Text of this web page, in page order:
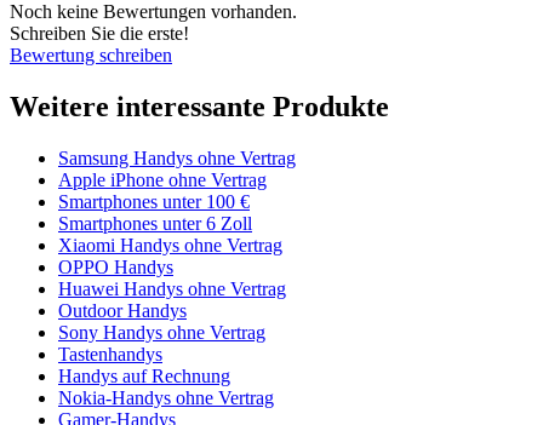
Noch keine Bewertungen vorhanden.
Schreiben Sie die erste!
Bewertung schreiben
Weitere interessante Produkte
Samsung Handys ohne Vertrag
Apple iPhone ohne Vertrag
Smartphones unter 100 €
Smartphones unter 6 Zoll
Xiaomi Handys ohne Vertrag
OPPO Handys
Huawei Handys ohne Vertrag
Outdoor Handys
Sony Handys ohne Vertrag
Tastenhandys
Handys auf Rechnung
Nokia-Handys ohne Vertrag
Gamer-Handys